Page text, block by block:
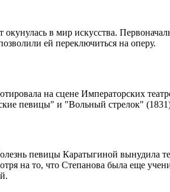
в мир искусства.
ей переключиться на оперу.
на сцене Императорских
певицы" и "Вольный стрелок"
певицы Каратыгиной вынудила
на то, что Степанова была еще